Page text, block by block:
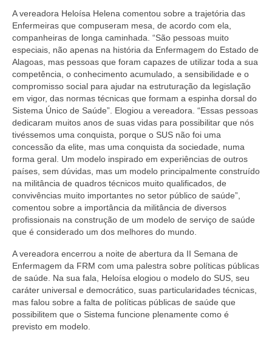
Fale Conosco
NEP
A vereadora Heloísa Helena comentou sobre a trajetória das
Enfermeiras que compuseram mesa, de acordo com ela,
companheiras de longa caminhada. “São pessoas muito
especiais, não apenas na história da Enfermagem do Estado de
Alagoas, mas pessoas que foram capazes de utilizar toda a sua
competência, o conhecimento acumulado, a sensibilidade e o
compromisso social para ajudar na estruturação da legislação
em vigor, das normas técnicas que formam a espinha dorsal do
Sistema Único de Saúde”. Elogiou a vereadora. “Essas pessoas
dedicaram muitos anos de suas vidas para possibilitar que nós
tivéssemos uma conquista, porque o SUS não foi uma
concessão da elite, mas uma conquista da sociedade, numa
forma geral. Um modelo inspirado em experiências de outros
países, sem dúvidas, mas um modelo principalmente construído
na militância de quadros técnicos muito qualificados, de
convivências muito importantes no setor público de saúde”,
comentou sobre a importância da militância de diversos
profissionais na construção de um modelo de serviço de saúde
que é considerado um dos melhores do mundo.
A vereadora encerrou a noite de abertura da II Semana de
Enfermagem da FRM com uma palestra sobre políticas públicas
de saúde. Na sua fala, Heloísa elogiou o modelo do SUS, seu
caráter universal e democrático, suas particularidades técnicas,
mas falou sobre a falta de políticas públicas de saúde que
possibilitem que o Sistema funcione plenamente como é
previsto em modelo.